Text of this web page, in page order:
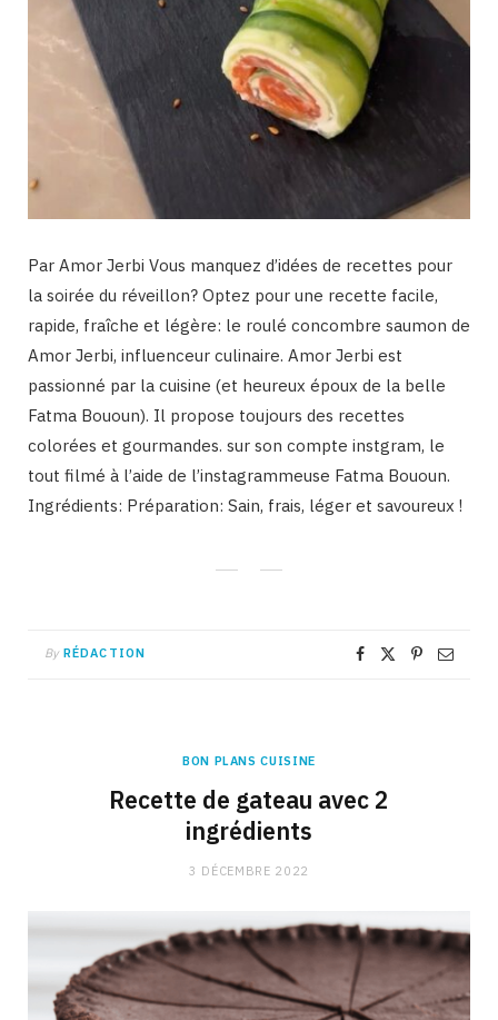
Par Amor Jerbi Vous manquez d’idées de recettes pour
la soirée du réveillon? Optez pour une recette facile,
rapide, fraîche et légère: le roulé concombre saumon de
Amor Jerbi, influenceur culinaire. Amor Jerbi est
passionné par la cuisine (et heureux époux de la belle
Fatma Bououn). Il propose toujours des recettes
colorées et gourmandes. sur son compte instgram, le
tout filmé à l’aide de l’instagrammeuse Fatma Bououn.
Ingrédients: Préparation: Sain, frais, léger et savoureux !
By RÉDACTION
BON PLANS CUISINE
Recette de gateau avec 2
ingrédients
3 DÉCEMBRE 2022